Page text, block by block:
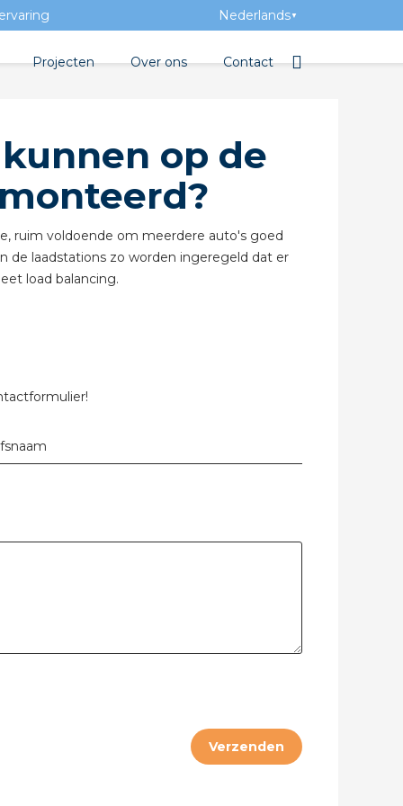
op de
ruim voldoende om meerdere auto's goed
de laadstations zo worden ingeregeld dat er
load balancing.
Verzenden
Nederlands ▼
Academy
Projecten Over ons
Geschiedenis
Toegevoegde waarde
Vacatures
Contact